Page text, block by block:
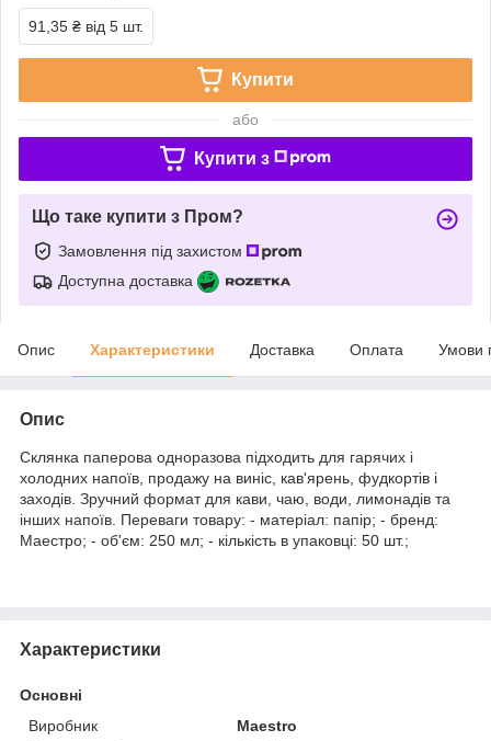
91,35 ₴ від 5 шт.
Купити
або
Купити з
Що таке купити з Пром?
Замовлення під захистом
Доступна доставка
Опис Характеристики Доставка Оплата Умови
Опис
Склянка паперова одноразова підходить для гарячих і
холодних напоїв, продажу на виніс, кав'ярень, фудкортів і
заходів. Зручний формат для кави, чаю, води, лимонадів та
інших напоїв. Переваги товару: - матеріал: папір; - бренд:
Маестро; - об'єм: 250 мл; - кількість в упаковці: 50 шт.;
Характеристики
Основні
Виробник
Maestro